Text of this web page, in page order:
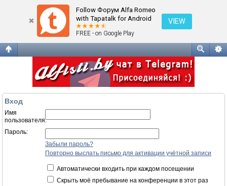
Follow Форум Alfa Romeo
with Tapatalk for Android
FREE - on Google Play
VIEW
Вход
Имя
пользователя:
Пароль:
Забыли пароль?
Повторно выслать письмо для активации учётной записи
Автоматически входить при каждом посещении
Скрыть моё пребывание на конференции в этот раз